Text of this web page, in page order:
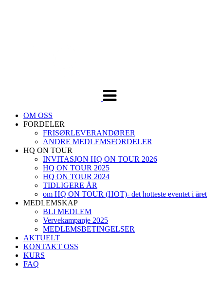
OM OSS
FORDELER
FRISØRLEVERANDØRER
ANDRE MEDLEMSFORDELER
HQ ON TOUR
INVITASJON HQ ON TOUR 2026
HQ ON TOUR 2025
HQ ON TOUR 2024
TIDLIGERE ÅR
om HQ ON TOUR (HOT)- det hotteste eventet i året
MEDLEMSKAP
BLI MEDLEM
Vervekampanje 2025
MEDLEMSBETINGELSER
AKTUELT
KONTAKT OSS
KURS
FAQ